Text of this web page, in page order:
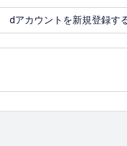
dアカウントを新規登録す